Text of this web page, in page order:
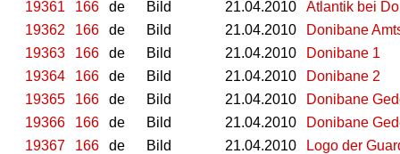
19361
166 de Bild 21.04.2010
Atlantik bei
19362
166 de Bild 21.04.2010
Donibane
19363
166 de Bild 21.04.2010
Donibane 1
19364
166 de Bild 21.04.2010
Donibane 2
19365
166 de Bild 21.04.2010
Donibane
19366
166 de Bild 21.04.2010
Donibane
19367
166 de Bild 21.04.2010
Logo der